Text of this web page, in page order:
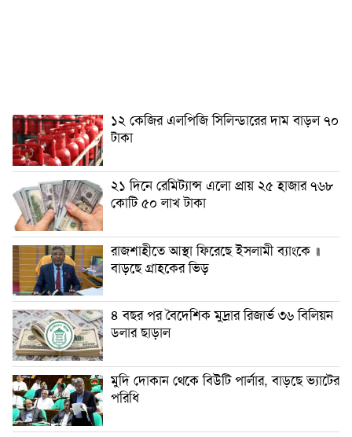
১২ কেজির এলপিজি সিলিন্ডারের দাম বাড়ল ৭০
টাকা
২১ দিনে রেমিট্যান্স এলো প্রায় ২৫ হাজার ৭৬৮
কোটি ৫০ লাখ টাকা
রাজশাহীতে আস্থা ফিরেছে ইসলামী ব্যাংকে ॥
বাড়ছে গ্রাহকের ভিড়
৪ বছর পর বৈদেশিক মুদ্রার রিজার্ভ ৩৬ বিলিয়ন
ডলার ছাড়াল
মুদি দোকান থেকে বিউটি পার্লার, বাড়ছে ভ্যাটের
পরিধি